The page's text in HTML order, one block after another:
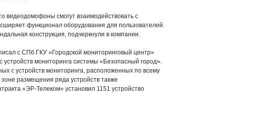
видеодомофоны смогут взаимодействовать с
функционал оборудования для пользователей.
конструкция, подчеркнули в компании.
с СПб ГКУ «Городской мониторинговый центр»
мониторинга системы «Безопасный город».
с устройств мониторинга, расположенных по всему
размещения ряда устройств также
«ЭР-Телеком» установил 1151 устройство